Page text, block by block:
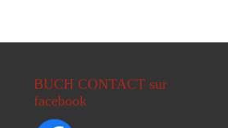
BUCH CONTACT sur
facebook